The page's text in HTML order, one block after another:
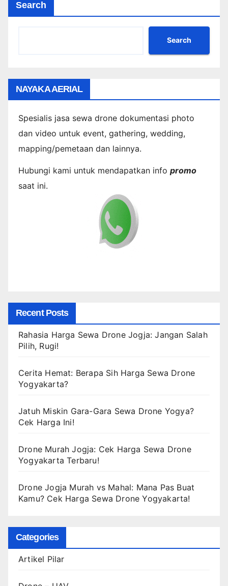
Search
Search
NAYAKA AERIAL
Spesialis jasa sewa drone dokumentasi photo
dan video untuk event, gathering, wedding,
mapping/pemetaan dan lainnya.
Hubungi kami untuk mendapatkan info promo
saat ini.
Recent Posts
Rahasia Harga Sewa Drone Jogja: Jangan Salah
Pilih, Rugi!
Cerita Hemat: Berapa Sih Harga Sewa Drone
Yogyakarta?
Jatuh Miskin Gara-Gara Sewa Drone Yogya?
Cek Harga Ini!
Drone Murah Jogja: Cek Harga Sewa Drone
Yogyakarta Terbaru!
Drone Jogja Murah vs Mahal: Mana Pas Buat
Kamu? Cek Harga Sewa Drone Yogyakarta!
Categories
Artikel Pilar